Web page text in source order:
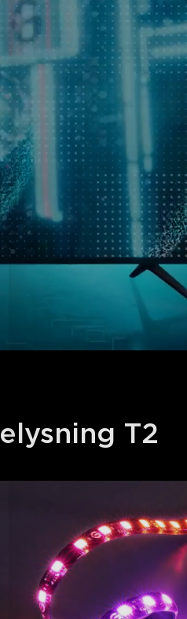
T2